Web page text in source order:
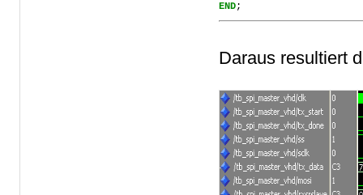
END;
Daraus resultiert